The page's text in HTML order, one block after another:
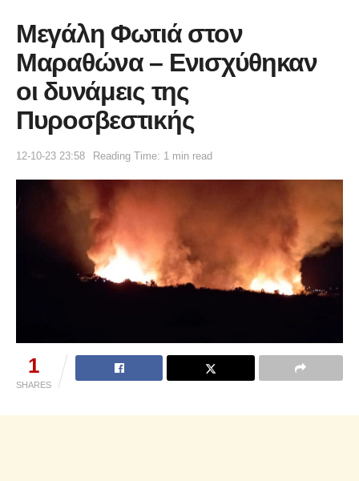
Μεγάλη Φωτιά στον
Μαραθώνα – Ενισχύθηκαν
οι δυνάμεις της
Πυροσβεστικής
12-10-23 23:58 Reading Time: 1 min read
1
SHARES